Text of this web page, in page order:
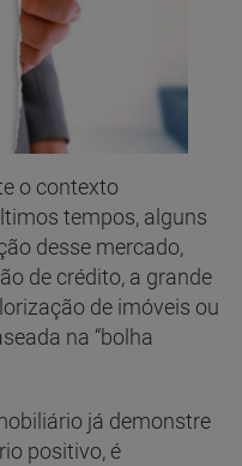
o contexto
tempos, alguns
desse mercado,
de crédito, a grande
de imóveis ou
na “bolha
já demonstre
positivo, é